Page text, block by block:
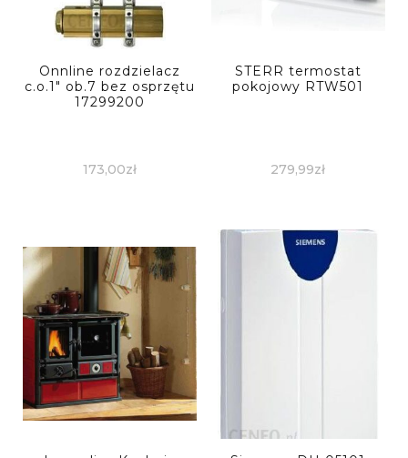
Onnline rozdzielacz
c.o.1″ ob.7 bez osprzętu
17299200
173,00zł
STERR termostat
pokojowy RTW501
279,99zł